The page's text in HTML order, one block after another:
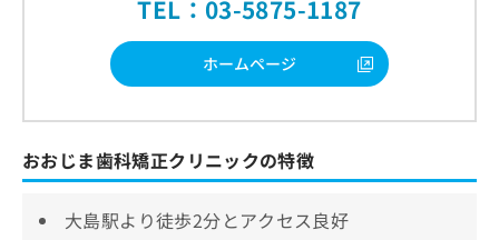
TEL：03-5875-1187
ホームページ
おおじま歯科矯正クリニックの特徴
大島駅より徒歩2分とアクセス良好